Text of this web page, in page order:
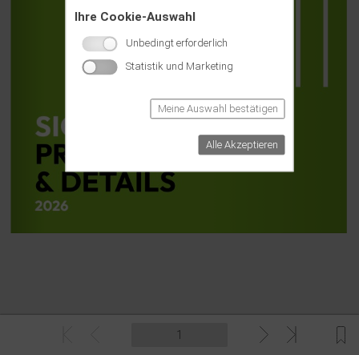
Ihre Cookie-Auswahl
Unbedingt erforderlich
Statistik und Marketing
Meine Auswahl bestätigen
Alle Akzeptieren